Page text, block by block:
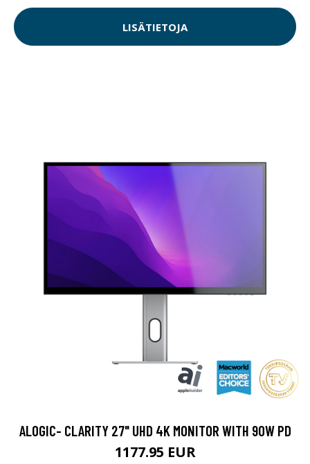
LISÄTIETOJA
ALOGIC- CLARITY 27" UHD 4K MONITOR WITH 90W PD
1177.95 EUR